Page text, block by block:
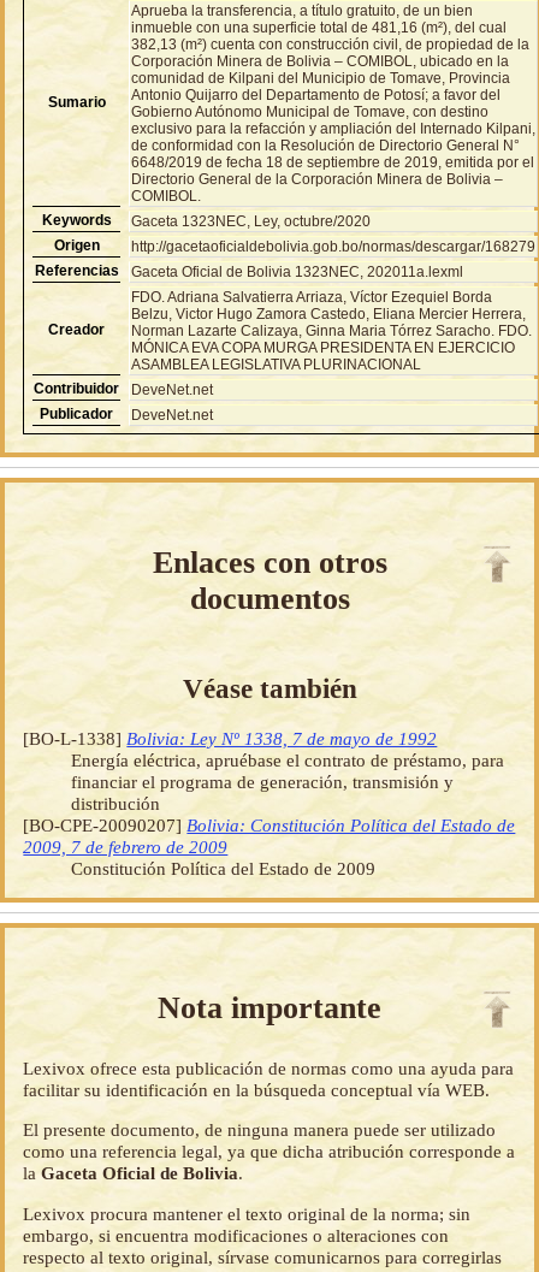
Sumario
Aprueba la transferencia, a título gratuito, de un bien
inmueble con una superficie total de 481,16 (m²), del cual
382,13 (m²) cuenta con construcción civil, de propiedad de la
Corporación Minera de Bolivia – COMIBOL, ubicado en la
comunidad de Kilpani del Municipio de Tomave, Provincia
Antonio Quijarro del Departamento de Potosí; a favor del
Gobierno Autónomo Municipal de Tomave, con destino
exclusivo para la refacción y ampliación del Internado Kilpani,
de conformidad con la Resolución de Directorio General N°
6648/2019 de fecha 18 de septiembre de 2019, emitida por el
Directorio General de la Corporación Minera de Bolivia –
COMIBOL.
Keywords
Gaceta 1323NEC, Ley, octubre/2020
Origen
http://gacetaoficialdebolivia.gob.bo/normas/descargar/168279
Referencias
Gaceta Oficial de Bolivia 1323NEC, 202011a.lexml
Creador
FDO. Adriana Salvatierra Arriaza, Víctor Ezequiel Borda
Belzu, Victor Hugo Zamora Castedo, Eliana Mercier Herrera,
Norman Lazarte Calizaya, Ginna Maria Tórrez Saracho. FDO.
MÓNICA EVA COPA MURGA PRESIDENTA EN EJERCICIO
ASAMBLEA LEGISLATIVA PLURINACIONAL
Contribuidor
DeveNet.net
Publicador
DeveNet.net
Enlaces con otros
documentos
Véase también
[BO-L-1338] Bolivia: Ley Nº 1338, 7 de mayo de 1992
Energía eléctrica, apruébase el contrato de préstamo, para
financiar el programa de generación, transmisión y
distribución
[BO-CPE-20090207] Bolivia: Constitución Política del Estado de
2009, 7 de febrero de 2009
Constitución Política del Estado de 2009
Nota importante
Lexivox ofrece esta publicación de normas como una ayuda para
facilitar su identificación en la búsqueda conceptual vía WEB.
El presente documento, de ninguna manera puede ser utilizado
como una referencia legal, ya que dicha atribución corresponde a
laGaceta Oficial de Bolivia.
Lexivox procura mantener el texto original de la norma; sin
embargo, si encuentra modificaciones o alteraciones con
respecto al texto original, sírvase comunicarnos para corregirlas